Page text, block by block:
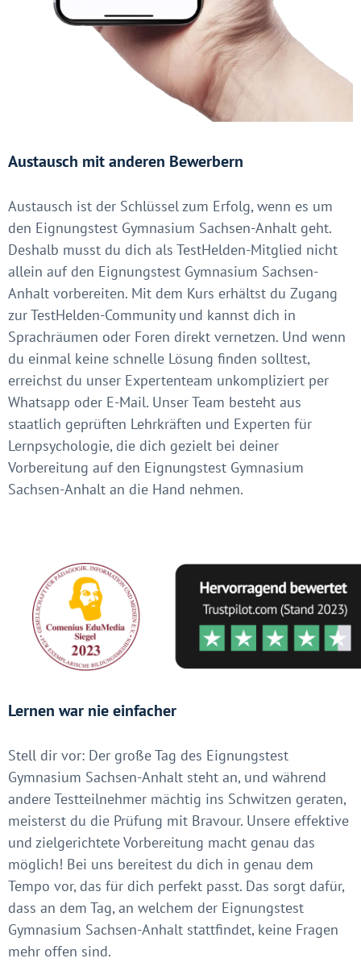
Austausch mit anderen Bewerbern
Austausch ist der Schlüssel zum Erfolg, wenn es um
den Eignungstest Gymnasium Sachsen-Anhalt geht.
Deshalb musst du dich als TestHelden-Mitglied nicht
allein auf den Eignungstest Gymnasium Sachsen-
Anhalt vorbereiten. Mit dem Kurs erhältst du Zugang
zur TestHelden-Community und kannst dich in
Sprachräumen oder Foren direkt vernetzen. Und wenn
du einmal keine schnelle Lösung finden solltest,
erreichst du unser Expertenteam unkompliziert per
Whatsapp oder E-Mail. Unser Team besteht aus
staatlich geprüften Lehrkräften und Experten für
Lernpsychologie, die dich gezielt bei deiner
Vorbereitung auf den Eignungstest Gymnasium
Sachsen-Anhalt an die Hand nehmen.
Lernen war nie einfacher
Stell dir vor: Der große Tag des Eignungstest
Gymnasium Sachsen-Anhalt steht an, und während
andere Testteilnehmer mächtig ins Schwitzen geraten,
meisterst du die Prüfung mit Bravour. Unsere effektive
und zielgerichtete Vorbereitung macht genau das
möglich! Bei uns bereitest du dich in genau dem
Tempo vor, das für dich perfekt passt. Das sorgt dafür,
dass an dem Tag, an welchem der Eignungstest
Gymnasium Sachsen-Anhalt stattfindet, keine Fragen
mehr offen sind.